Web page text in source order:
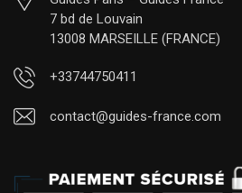
7 bd de Louvain
13008 MARSEILLE (FRANCE)
+33744750411
contact@guides-france.com